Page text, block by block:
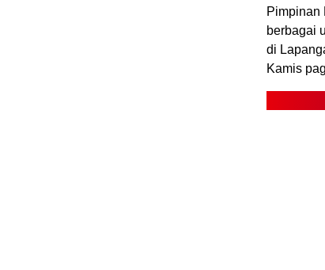
Pimpinan
berbagai
di
Kamis